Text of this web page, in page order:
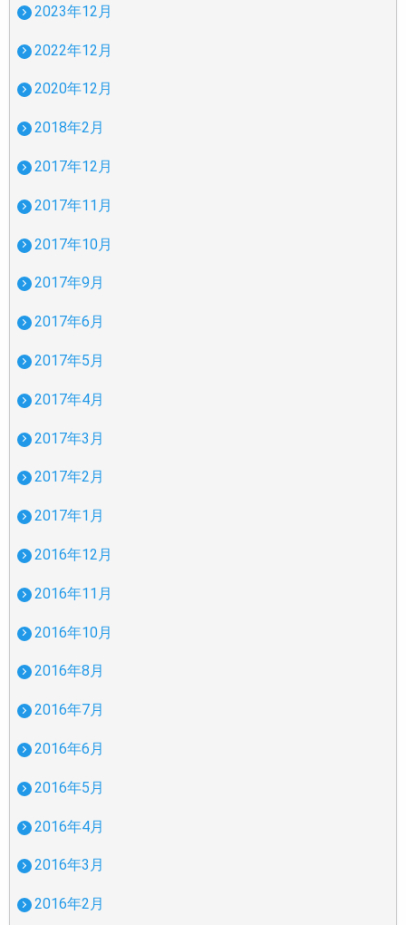
2023年12月
2022年12月
2020年12月
2018年2月
2017年12月
2017年11月
2017年10月
2017年9月
2017年6月
2017年5月
2017年4月
2017年3月
2017年2月
2017年1月
2016年12月
2016年11月
2016年10月
2016年8月
2016年7月
2016年6月
2016年5月
2016年4月
2016年3月
2016年2月